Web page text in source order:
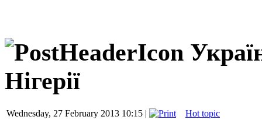
Нігерії
Wednesday, 27 February 2013 10:15 | Hot topic